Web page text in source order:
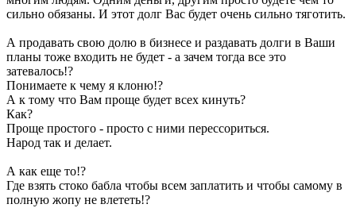
сильно обязаны. И этот долг Вас будет очень сильно тяготить.
А продавать свою долю в бизнесе и раздавать долги в Ваши
планы тоже входить не будет - а зачем тогда все это
затевалось!?
Понимаете к чему я клоню!?
А к тому что Вам проще будет всех кинуть?
Как?
Проще простого - просто с ними перессориться.
Народ так и делает.
А как еще то!?
Где взять стоко бабла чтобы всем заплатить и чтобы самому в
полную жопу не влететь!?